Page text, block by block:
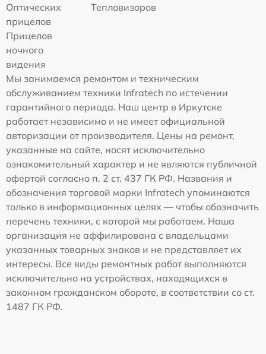
Оптических
прицелов
Тепловизоров
Прицелов
ночного
видения
Мы занимаемся ремонтом и техническим
обслуживанием техники Infratech по истечении
гарантийного периода. Наш центр в Иркутске
работает независимо и не имеет официальной
авторизации от производителя. Цены на ремонт,
указанные на сайте, носят исключительно
ознакомительный характер и не являются публичной
офертой согласно п. 2 ст. 437 ГК РФ. Названия и
обозначения торговой марки Infratech упоминаются
только в информационных целях — чтобы обозначить
перечень техники, с которой мы работаем. Наша
организация не аффилирована с владельцами
указанных товарных знаков и не представляет их
интересы. Все виды ремонтных работ выполняются
исключительно на устройствах, находящихся в
законном гражданском обороте, в соответствии со ст.
1487 ГК РФ.